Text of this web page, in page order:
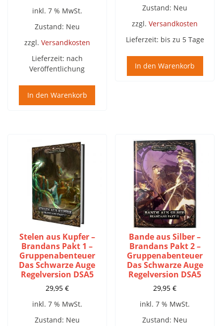
inkl. 7 % MwSt.
Zustand: Neu
zzgl. Versandkosten
Lieferzeit: nach
Veröffentlichung
In den Warenkorb
Zustand: Neu
zzgl.Versandkosten
Lieferzeit: bis zu 5 Tage
In den Warenkorb
Stelen aus Kupfer –
Brandans Pakt 1 –
Gruppenabenteuer
Das Schwarze Auge
Regelversion DSA5
29,95 €
inkl. 7 % MwSt.
Zustand: Neu
Bande aus Silber –
Brandans Pakt 2 –
Gruppenabenteuer
Das Schwarze Auge
Regelversion DSA5
29,95€
inkl. 7 % MwSt.
Zustand: Neu